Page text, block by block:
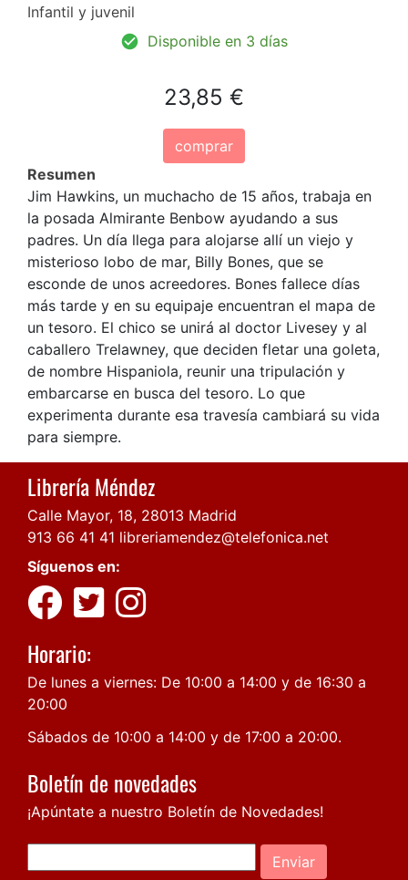
Infantil y juvenil
Disponible en 3 días
23,85 €
comprar
Resumen
Jim Hawkins, un muchacho de 15 años, trabaja en
la posada Almirante Benbow ayudando a sus
padres. Un día llega para alojarse allí un viejo y
misterioso lobo de mar, Billy Bones, que se
esconde de unos acreedores. Bones fallece días
más tarde y en su equipaje encuentran el mapa de
un tesoro. El chico se unirá al doctor Livesey y al
caballero Trelawney, que deciden fletar una goleta,
de nombre Hispaniola, reunir una tripulación y
embarcarse en busca del tesoro. Lo que
experimenta durante esa travesía cambiará su vida
para siempre.
Librería Méndez
Calle Mayor, 18, 28013 Madrid
913 66 41 41 libreriamendez@telefonica.net
Síguenos en:
Horario:
De lunes a viernes: De 10:00 a 14:00 y de 16:30 a
20:00
Sábados de 10:00 a 14:00 y de 17:00 a 20:00.
Boletín de novedades
¡Apúntate a nuestro Boletín de Novedades!
Enviar